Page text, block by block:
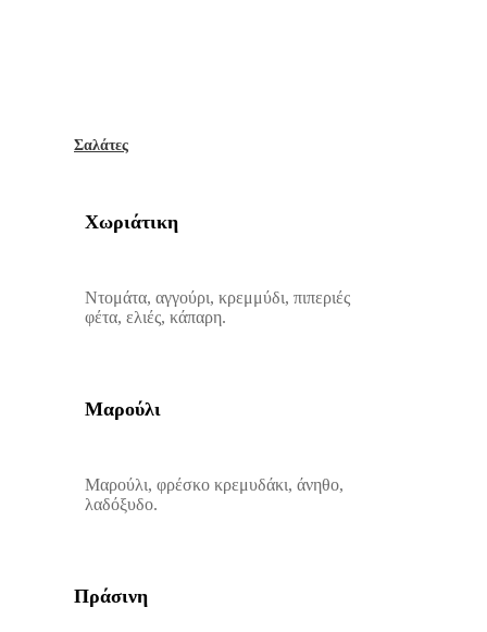
Σαλάτες
Χωριάτικη
Ντομάτα, αγγούρι, κρεμμύδι, πιπεριές
φέτα, ελιές, κάπαρη.
Μαρούλι
Μαρούλι, φρέσκο κρεμυδάκι, άνηθο,
λαδόξυδο.
Πράσινη